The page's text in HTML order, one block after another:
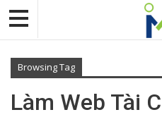
Browsing Tag
Làm Web Tài